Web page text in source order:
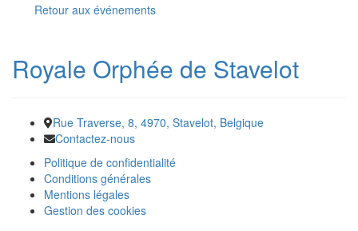
Retour aux événements
Royale Orphée de Stavelot
Rue Traverse, 8, 4970, Stavelot, Belgique
Contactez-nous
Politique de confidentialité
Conditions générales
Mentions légales
Gestion des cookies